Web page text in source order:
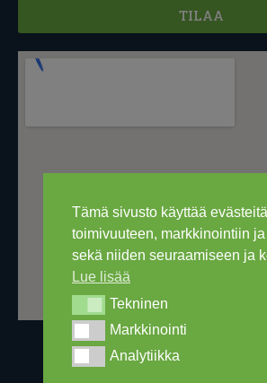
Tämä sivusto käyttää
toimivuuteen, markkinointiin
sekä niiden seuraamiseen ja
Lue lisää
TekninenTekninen
MarkkinointiMarkkinointi
AnalytiikkaAnalytiikka
TILAA